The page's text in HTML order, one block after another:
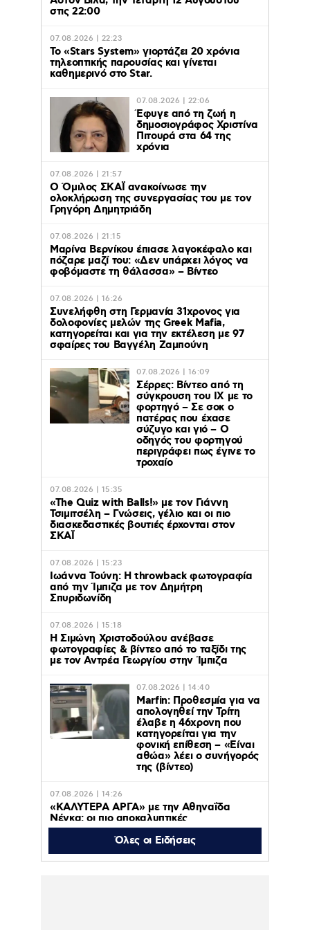
στις 22:00
07.08.2026 | 22:23
Το «Stars System» γιορτάζει 20 χρόνια
τηλεοπτικής παρουσίας και γίνεται
καθημερινό στο Star.
07.08.2026 | 22:06
Έφυγε από τη ζωή η
δημοσιογράφος Χριστίνα
Πιτουρά στα 64 της
χρόνια
07.08.2026 | 21:57
Ο Όμιλος ΣΚΑΪ ανακοίνωσε την
ολοκλήρωση της συνεργασίας του με τον
Γρηγόρη Δημητριάδη
07.08.2026 | 21:15
Μαρίνα Βερνίκου έπιασε λαγοκέφαλο και
πόζαρε μαζί του: «Δεν υπάρχει λόγος να
φοβόμαστε τη θάλασσα» – Βίντεο
07.08.2026 | 16:26
Συνελήφθη στη Γερμανία 31χρονος για
δολοφονίες μελών της Greek Mafia,
κατηγορείται και για την εκτέλεση με 97
σφαίρες του Βαγγέλη Ζαμπούνη
07.08.2026 | 16:09
Σέρρες: Βίντεο από τη
σύγκρουση του ΙΧ με το
φορτηγό – Σε σοκ ο
πατέρας που έχασε
σύζυγο και γιό – Ο
οδηγός του φορτηγού
περιγράφει πως έγινε το
τροχαίο
07.08.2026 | 15:35
«The Quiz with Balls!» με τον Γιάννη
Τσιμιτσέλη – Γνώσεις, γέλιο και οι πιο
διασκεδαστικές βουτιές έρχονται στον
ΣΚΑΪ
07.08.2026 | 15:23
Ιωάννα Τούνη: Η throwback φωτογραφία
από την Ίμπιζα με τον Δημήτρη
Σπυριδωνίδη
07.08.2026 | 15:18
Η Σιμώνη Χριστοδούλου ανέβασε
φωτογραφίες & βίντεο από το ταξίδι της
με τον Αντρέα Γεωργίου στην Ίμπιζα
07.08.2026 | 14:40
Marfin: Προθεσμία για να
απολογηθεί την Τρίτη
έλαβε η 46χρονη που
κατηγορείται για την
φονική επίθεση – «Είναι
αθώα» λέει ο συνήγορός
της (βίντεο)
07.08.2026 | 14:26
«ΚΑΛΥΤΕΡΑ ΑΡΓΑ» με την Αθηναΐδα
Νέγκα: οι πιο αποκαλυπτικές
μεταμεσονύχτιες συνεντεύξεις
επιστρέφουν στο ACTION 24
Όλες οι Ειδήσεις